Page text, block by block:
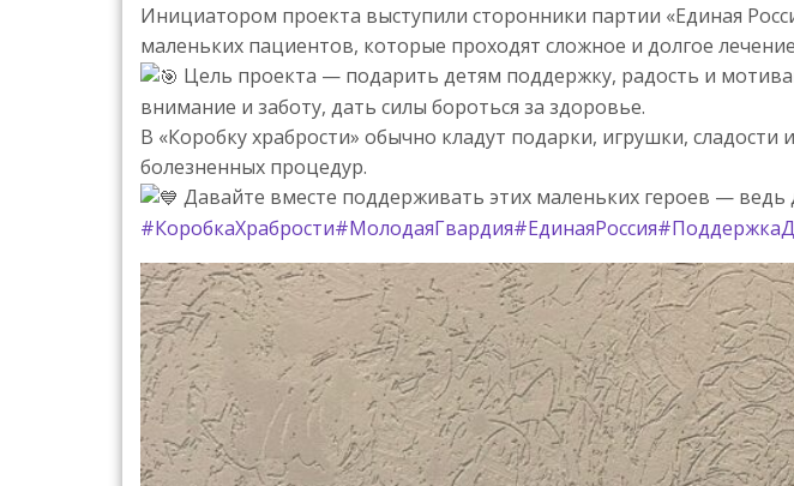
Инициатором проекта выступили сторонники партии «Единая
маленьких пациентов, которые проходят сложное и долгое
Цель проекта — подарить детям поддержку, радость и
внимание и заботу, дать силы бороться за здоровье.
В «Коробку храбрости» обычно кладут подарки, игрушки,
болезненных процедур.
Давайте вместе поддерживать этих маленьких героев —
#КоробкаХрабрости#МолодаяГвардия#ЕдинаяРоссия